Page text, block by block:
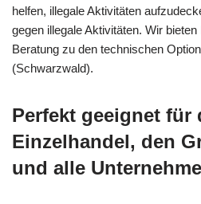
helfen, illegale Aktivitäten
gegen illegale Aktivitäten. Wir
Beratung zu den technischen
(Schwarzwald).
Perfekt geeignet für
Einzelhandel, den
und alle